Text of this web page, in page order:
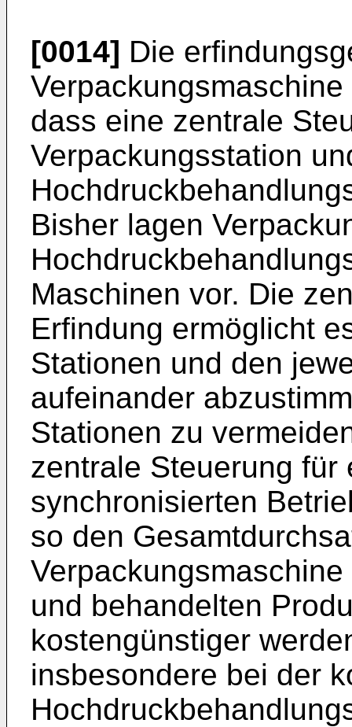
[0014] Die
dass eine zentrale
Verpackungsstation
Bisher lagen
Maschinen vor. Die
Erfindung ermöglicht
Stationen und den
aufeinander
Stationen zu
zentrale Steuerung
synchronisierten
so den
und behandelten
kostengünstiger
insbesondere bei der